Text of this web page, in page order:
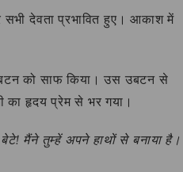
देवता प्रभावित हुए। आकाश में
उबटन को साफ किया। उस उबटन से
का हृदय प्रेम से भर गया।
बेटे! मैंने तुम्हें अपने हाथों से बनाया है।